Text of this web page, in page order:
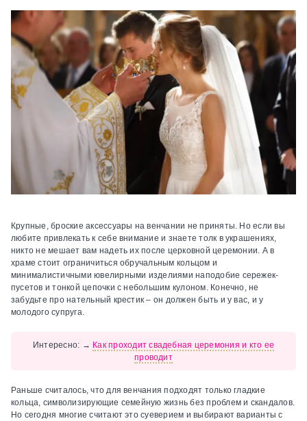
Крупные, броские аксессуары на венчании не приняты. Но если вы
любите привлекать к себе внимание и знаете толк в украшениях,
никто не мешает вам надеть их после церковной церемонии. А в
храме стоит ограничиться обручальным кольцом и
минималистичными ювелирными изделиями наподобие сережек-
пусетов и тонкой цепочки с небольшим кулоном. Конечно, не
забудьте про нательный крестик – он должен быть и у вас, и у
молодого супруга.
Интересно: → Как проходит свадебная церемония и кто ее
проводит
Раньше считалось, что для венчания подходят только гладкие
кольца, символизирующие семейную жизнь без проблем и скандалов.
Но сегодня многие считают это суеверием и выбирают варианты с